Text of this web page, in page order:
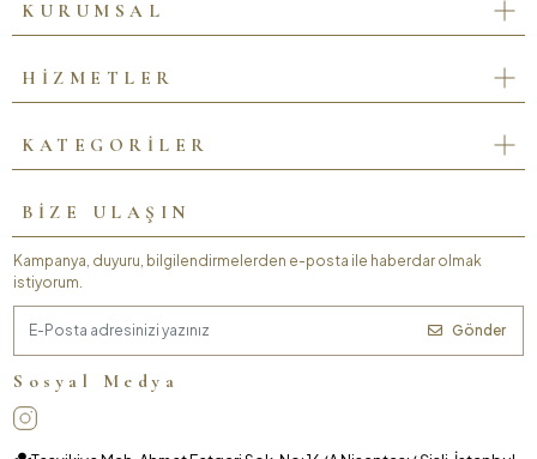
KURUMSAL
HİZMETLER
KATEGORİLER
BİZE ULAŞIN
Kampanya, duyuru, bilgilendirmelerden e-posta ile haberdar olmak
istiyorum.
Gönder
Sosyal Medya